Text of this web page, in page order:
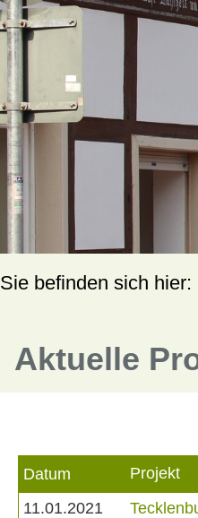
Aktuelle
Datum
Projekt
11.01.2021